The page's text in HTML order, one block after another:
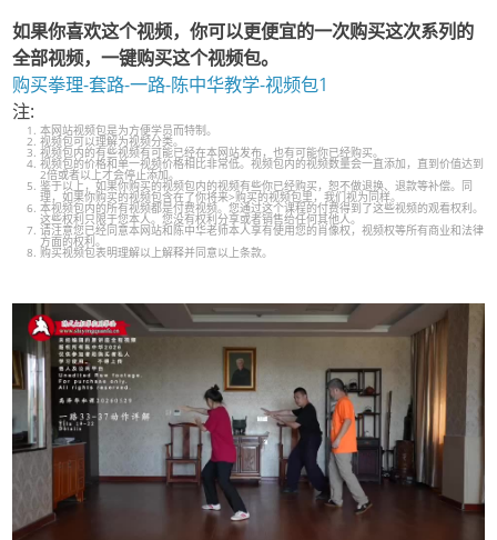
如果你喜欢这个视频，你可以更便宜的一次购买这次系列的
全部视频，一键购买这个视频包。
购买拳理-套路-一路-陈中华教学-视频包1
注:
本网站视频包是为方便学员而特制。
视频包可以理解为视频分类。
视频包内的有些视频有可能已经在本网站发布，也有可能你已经购买。
视频包的价格和单一视频价格相比非常低。视频包内的视频数量会一直添加，直到价值达到
2倍或者以上才会停止添加。
鉴于以上，如果你购买的视频包内的视频有些你已经购买，恕不做退换、退款等补偿。同
理，如果你购买的视频包含在了你将来>购买的视频包里，我们视为同样。
本视频包内的所有视频都是付费视频。您通过这个课程的付费得到了这些视频的观看权利。
这些权利只限于您本人。您没有权利分享或者销售给任何其他人。
请注意您已经同意本网站和陈中华老师本人享有使用您的肖像权，视频权等所有商业和法律
方面的权利。
购买视频包表明理解以上解释并同意以上条款。